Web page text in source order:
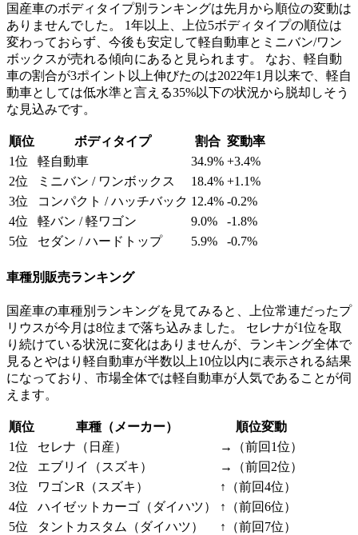
国産車のボディタイプ別ランキングは先月から順位の変動は
ありませんでした。 1年以上、上位5ボディタイプの順位は
変わっておらず、今後も安定して軽自動車とミニバン/ワン
ボックスが売れる傾向にあると見られます。 なお、軽自動
車の割合が3ポイント以上伸びたのは2022年1月以来で、軽自
動車としては低水準と言える35%以下の状況から脱却しそう
な見込みです。
順位 ボディタイプ 割合 変動率
1位
軽自動車 34.9% +3.4%
2位
ミニバン / ワンボックス 18.4% +1.1%
3位
コンパクト / ハッチバック 12.4% -0.2%
4位
軽バン / 軽ワゴン 9.0%
-1.8%
5位
セダン / ハードトップ 5.9% -0.7%
車種別販売ランキング
国産車の車種別ランキングを見てみると、上位常連だったプ
リウスが今月は8位まで落ち込みました。 セレナが1位を取
り続けている状況に変化はありませんが、ランキング全体で
見るとやはり軽自動車が半数以上10位以内に表示される結果
になっており、市場全体では軽自動車が人気であることが伺
えます。
順位 車種（メーカー）
順位変動
1位
セレナ（日産）
→（前回1位）
2位
エブリイ（スズキ）
→（前回2位）
3位
ワゴンR（スズキ）
↑（前回4位）
4位
ハイゼットカーゴ（ダイハツ）
↑（前回6位）
5位
タントカスタム（ダイハツ）
↑（前回7位）